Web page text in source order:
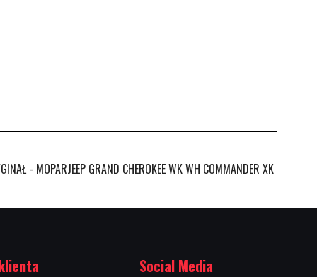
- MOPARJEEP GRAND CHEROKEE WK WH COMMANDER XK
Social Media